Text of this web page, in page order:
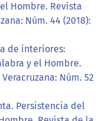
Hombre. Revista
Núm. 44 (2018):
de interiores:
y el Hombre.
Núm. 52
Persistencia del